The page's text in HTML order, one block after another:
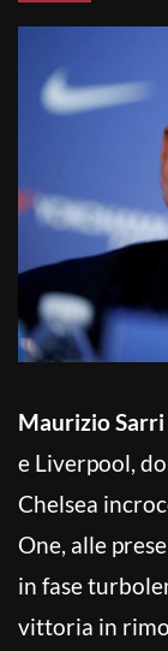
Maurizio Sarri
e Liverpool,
Chelsea
One, alle
in fase
vittoria in